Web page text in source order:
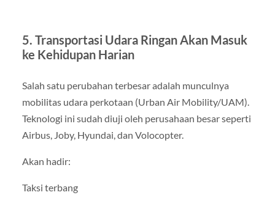
5. Transportasi Udara Ringan Akan Masuk
ke Kehidupan Harian
Salah satu perubahan terbesar adalah munculnya
mobilitas udara perkotaan (Urban Air Mobility/UAM).
Teknologi ini sudah diuji oleh perusahaan besar seperti
Airbus, Joby, Hyundai, dan Volocopter.
Akan hadir:
Taksi terbang